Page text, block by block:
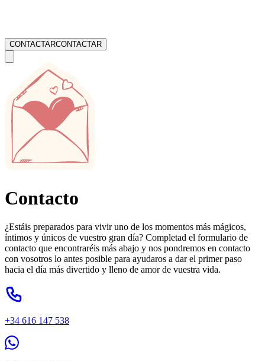
CONTACTARCONTACTAR
Contacto
¿Estáis preparados para vivir uno de los momentos más mágicos,
íntimos y únicos de vuestro gran día? Completad el formulario de
contacto que encontraréis más abajo y nos pondremos en contacto
con vosotros lo antes posible para ayudaros a dar el primer paso
hacia el día más divertido y lleno de amor de vuestra vida.
+34 616 147 538